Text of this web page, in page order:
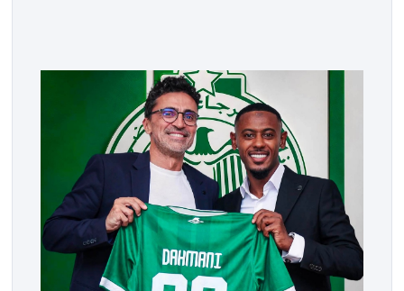
الاجتماعي، مصحوبا بعبارة “الرحلة مستمرة”، في إشارة إلى
رغبة الإدارة في الحفاظ على ركائز الفريق والتعزيز من
استقراره الفني […]